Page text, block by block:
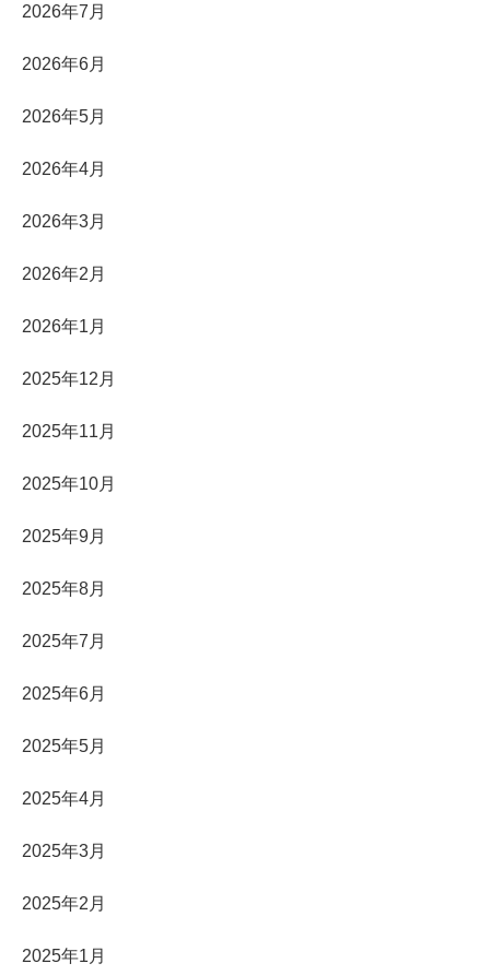
2026年7月
2026年6月
2026年5月
2026年4月
2026年3月
2026年2月
2026年1月
2025年12月
2025年11月
2025年10月
2025年9月
2025年8月
2025年7月
2025年6月
2025年5月
2025年4月
2025年3月
2025年2月
2025年1月